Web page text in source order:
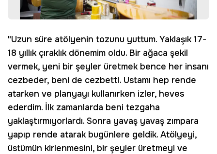
"Uzun süre atölyenin tozunu yuttum. Yaklaşık 17-
18 yıllık çıraklık dönemim oldu. Bir ağaca şekil
vermek, yeni bir şeyler üretmek bence her insanı
cezbeder, beni de cezbetti. Ustamı hep rende
atarken ve planyayı kullanırken izler, heves
ederdim. İlk zamanlarda beni tezgaha
yaklaştırmıyorlardı. Sonra yavaş yavaş zımpara
yapıp rende atarak bugünlere geldik. Atölyeyi,
üstümün kirlenmesini, bir şeyler üretmeyi ve